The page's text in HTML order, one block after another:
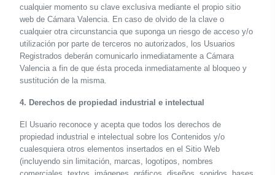
cualquier momento su clave exclusiva mediante el propio sitio
web de Cámara Valencia. En caso de olvido de la clave o
cualquier otra circunstancia que suponga un riesgo de acceso y/o
utilización por parte de terceros no autorizados, los Usuarios
Registrados deberán comunicarlo inmediatamente a Cámara
Valencia a fin de que ésta proceda inmediatamente al bloqueo y
sustitución de la misma.
4. Derechos de propiedad industrial e intelectual
El Usuario reconoce y acepta que todos los derechos de
propiedad industrial e intelectual sobre los Contenidos y/o
cualesquiera otros elementos insertados en el Sitio Web
(incluyendo sin limitación, marcas, logotipos, nombres